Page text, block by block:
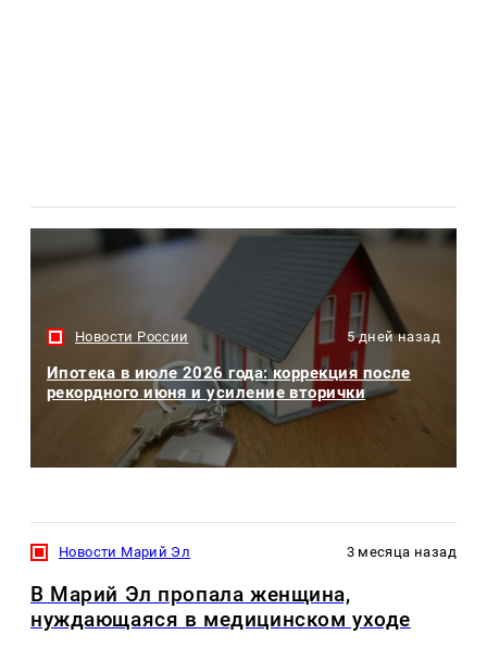
Новости России 5 дней назад
Ипотека в июле 2026 года: коррекция после
рекордного июня и усиление вторички
Новости Марий Эл 3 месяца назад
В Марий Эл пропала женщина,
нуждающаяся в медицинском уходе